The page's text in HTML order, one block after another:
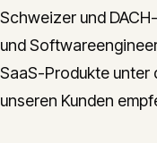
Schweizer und
und
SaaS-Produkte unter
unseren Kunden